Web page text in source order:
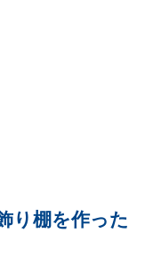
り棚を作った